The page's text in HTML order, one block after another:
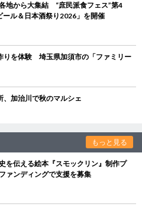
地から大集結 “庶民派食フェス”第4
ール＆日本酒祭り2026」を開催
りを体験 埼玉県加須市の「ファミリー
、加治川で秋のマルシェ
もっと見る
を伝える絵本『スモックリン』制作プ
ァンディングで支援を募集